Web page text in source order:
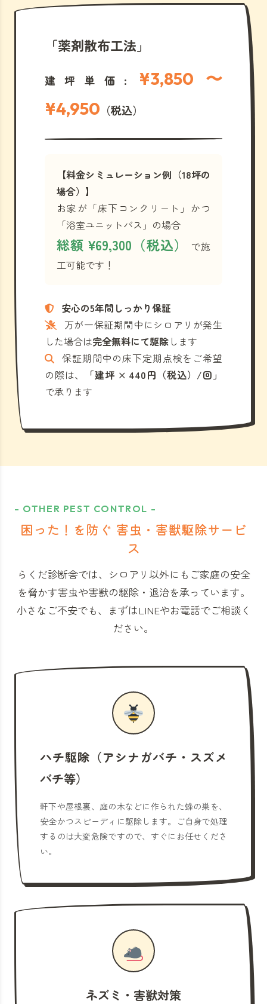
「薬剤散布工法」
建坪単価: ¥3,850 〜
¥4,950 （税込）
【料金シミュレーション例（18坪の
場合）】
お家が「床下コンクリート」かつ
「浴室ユニットバス」の場合
総額 ¥69,300（税込）
で施
工可能です！
安心の5年間しっかり保証
万が一保証期間中にシロアリが発生
した場合は完全無料にて駆除 します
保証期間中の床下定期点検をご希望
の際は、
「建坪 × 440円（税込）/回」
で承ります
- OTHER PEST CONTROL -
困った！を防ぐ 害虫・害獣駆除サービ
ス
らくだ診断舎では、シロアリ以外にもご家庭の安全
を脅かす害虫や害獣の駆除・退治を承っています。
小さなご不安でも、まずはLINEやお電話でご相談く
ださい。
ハチ駆除（アシナガバチ・スズメ
バチ等）
軒下や屋根裏、庭の木などに作られた蜂の巣を、
安全かつスピーディに駆除します。ご自身で処理
するのは大変危険ですので、すぐにお任せくださ
い。
ネズミ・害獣対策